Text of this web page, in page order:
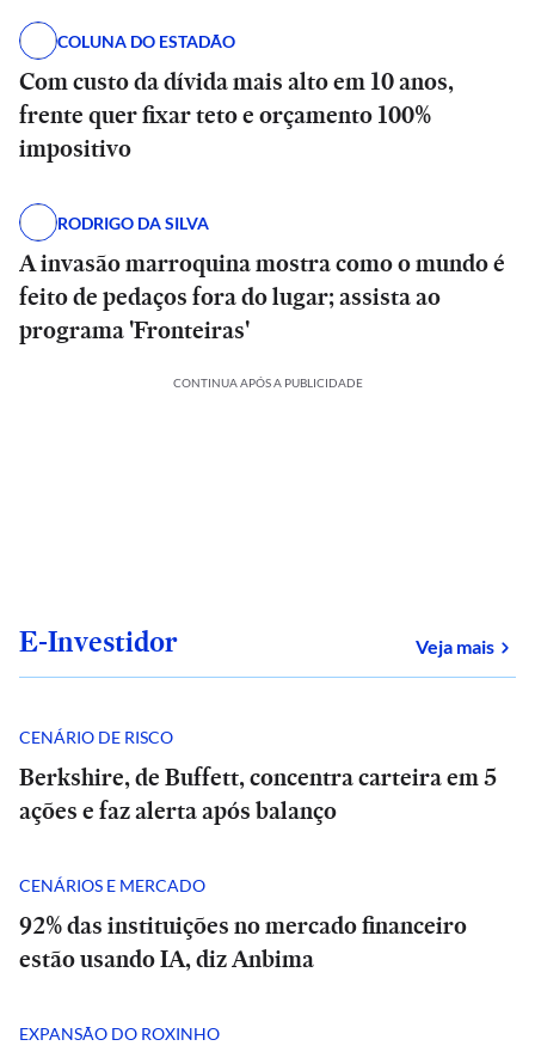
COLUNA DO ESTADÃO
Com custo da dívida mais alto em 10 anos,
frente quer fixar teto e orçamento 100%
impositivo
RODRIGO DA SILVA
A invasão marroquina mostra como o mundo é
feito de pedaços fora do lugar; assista ao
programa 'Fronteiras'
CONTINUA APÓS A PUBLICIDADE
E-Investidor Veja mais
CENÁRIO DE RISCO
Berkshire, de Buffett, concentra carteira em 5
ações e faz alerta após balanço
CENÁRIOS E MERCADO
92% das instituições no mercado financeiro
estão usando IA, diz Anbima
EXPANSÃO DO ROXINHO